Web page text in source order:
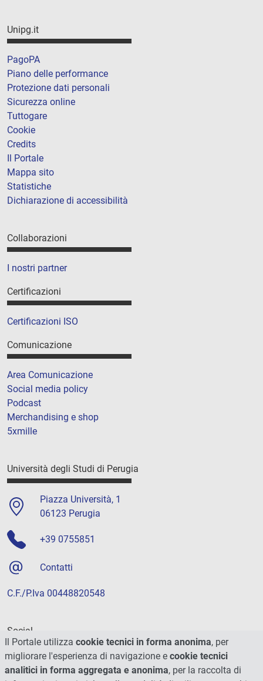
Unipg.it
PagoPA
Piano delle performance
Protezione dati personali
Sicurezza online
Tuttogare
Cookie
Credits
Il Portale
Mappa sito
Statistiche
Dichiarazione di accessibilità
Collaborazioni
I nostri partner
Certificazioni
Certificazioni ISO
Comunicazione
Area Comunicazione
Social media policy
Podcast
Merchandising e shop
5xmille
Università degli Studi di Perugia
Piazza Università, 1
06123 Perugia
+39 0755851
Contatti
C.F./P.Iva 00448820548
Social
Il Portale utilizza cookie tecnici in forma anonima, per
migliorare l'esperienza di navigazione e cookie tecnici
analitici in forma aggregata e anonima, per la raccolta di